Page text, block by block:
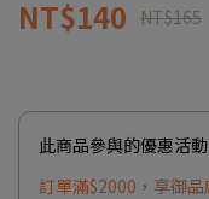
NT$140 NT$165
此商品參與的優惠活動
訂單滿$2000，享御